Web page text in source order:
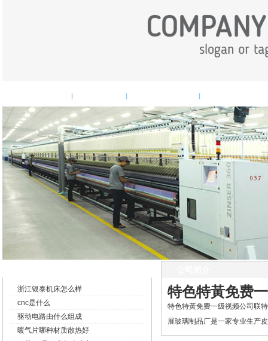
| | |
浙江银泰机床怎么样
cnc是什么
驱动电路由什么组成
暖气片哪种材质散热好
特色特黃免费
特色特黃免费一级视频公司联
展玻璃制品厂是一家专业生产